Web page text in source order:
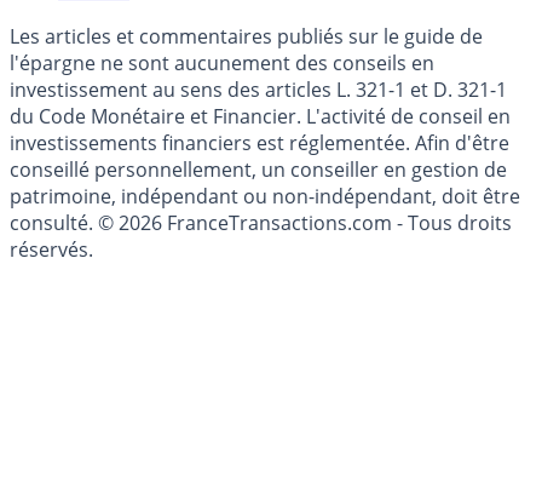
Cookies
Les articles et commentaires publiés sur le guide de
l'épargne ne sont aucunement des conseils en
investissement au sens des articles L. 321-1 et D. 321-1
du Code Monétaire et Financier. L'activité de conseil en
investissements financiers est réglementée. Afin d'être
conseillé personnellement, un conseiller en gestion de
patrimoine, indépendant ou non-indépendant, doit être